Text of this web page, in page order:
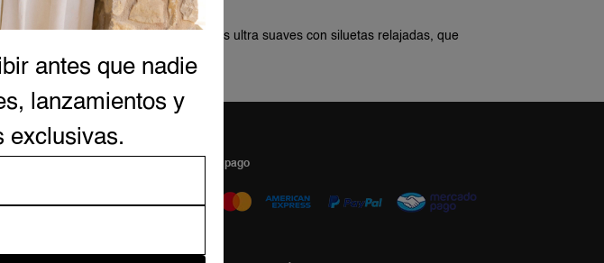
con telas transpirables ultra suaves con siluetas relajadas, que
Formas de pago
antes que nadie
lanzamientos y
exclusivas.